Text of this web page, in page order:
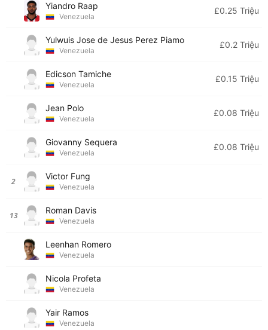
Yiandro Raap
Venezuela
£0.25 Triệu
Yulwuis Jose de Jesus Perez Piamo
Venezuela
£0.2 Triệu
Edicson Tamiche
Venezuela
£0.15 Triệu
Jean Polo
Venezuela
£0.08 Triệu
Giovanny Sequera
Venezuela
£0.08 Triệu
2 Victor Fung
Venezuela
13 Roman Davis
Venezuela
Leenhan Romero
Venezuela
Nicola Profeta
Venezuela
Yair Ramos
Venezuela